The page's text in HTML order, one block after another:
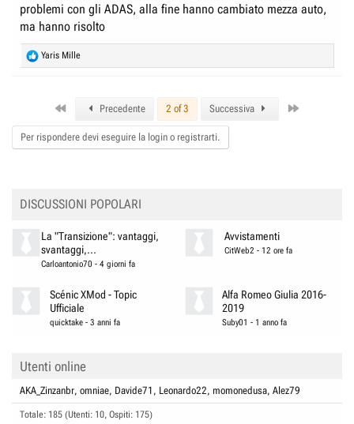
problemi con gli ADAS, alla fine hanno cambiato mezza auto,
ma hanno risolto
R
e
o
n
Yaris Mille
Precedente 2 of 3 Successiva
Per rispondere devi eseguire la login o registrarti.
DISCUSSIONI POPOLARI
La "Transizione": vantaggi,
svantaggi,...
Carloantonio70 - 4 giorni fa
Avvistamenti
CitWeb2 - 12 ore fa
Scénic XMod - Topic
Ufficiale
quicktake -3 anni fa
Alfa Romeo Giulia 2016-
2019
Suby01 - 1 anno fa
Utenti online
AKA_Zinzanbr omniae Davide71 Leonardo22 momonedusa Alez79
Totale: 185 (Utenti: 10, Ospiti: 175)